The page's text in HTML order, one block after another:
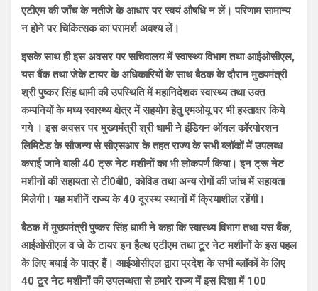
एटीएम की जाँच के नतीजे के आधार पर स्वयं औषधि न लें। परिणाम सामान्य
न होने पर चिकित्सक का परामर्श अवश्य लें।
इसके साथ ही इस अवसर पर सचिवालय में स्वास्थ्य विभाग तथा आईओसीएल,
यस बैंक तथा जेके टायर के अधिकारियों के साथ बैठक के दौरान मुख्यमंत्री
श्री पुष्कर सिंह धामी की उपस्थिति में महानिदेशक स्वास्थ्य तथा उक्त
कम्पनियों के मध्य स्वास्थ्य क्षेत्र में सहयोग हेतु एमओयू पर भी हस्ताक्षर किये
गये । इस अवसर पर मुख्यमंत्री श्री धामी ने इंडियन ऑयल कॉरपोरशन
लिमिटेड के सौजन्य से सीएसआर के तहत राज्य के सभी ब्लॉकों में उपलब्ध
कराई जाने वाली 40 ट्रू नेट मशीनों का भी लोकपर्ण किया। इन ट्रू नेट
मशीनों की सहायता से टी0बी0, कोविड तथा अन्य रोगों की जांच में सहायता
मिलेगी। यह मशीनें राज्य के 40 दूरस्थ स्थानों में क्रियाशील रहेंगी।
बैठक में मुख्यमंत्री पुष्कर सिंह धामी ने कहा कि स्वास्थ्य विभाग तथा यस बैंक,
आईओसीएल व जे के टायर इन हैल्थ एटीएम तथा टू्र नेट मशीनों के इस पहल
के लिए बधाई के पात्र हैं। आईओसीएल द्वारा प्रदेश के सभी ब्लॉकों के लिए
40 टू्र नेट मशीनों की उपलब्धता से हमारे राज्य में इस दिशा में 100